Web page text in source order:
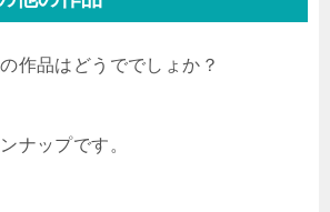
作品はどうででしょか？
ナップです。